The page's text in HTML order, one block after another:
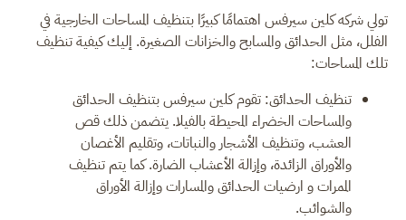
تولي شركه كلين سيرفس اهتمامًا كبيرًا بتنظيف المساحات الخارجية في
الفلل، مثل الحدائق والمسابح والخزانات الصغيرة. إليك كيفية تنظيف
تلك المساحات:
تنظيف الحدائق: تقوم كلين سيرفس بتنظيف الحدائق
والمساحات الخضراء المحيطة بالفيلا. يتضمن ذلك قص
العشب، وتنظيف الأشجار والنباتات، وتقليم الأغصان
والأوراق الزائدة، وإزالة الأعشاب الضارة. كما يتم تنظيف
الممرات و ارضيات الحدائق والمسارات وإزالة الأوراق
والشوائب.